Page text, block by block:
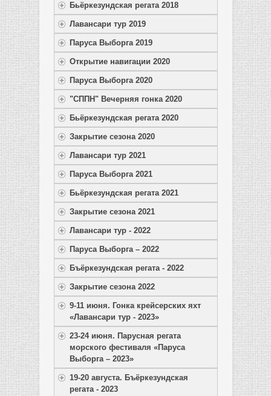
Бьёркезундская регата 2018
Лавансари тур 2019
Паруса Выборга 2019
Открытие навигации 2020
Паруса Выборга 2020
"СППН" Вечерняя гонка 2020
Бьёркезундская регата 2020
Закрытие сезона 2020
Лавансари тур 2021
Паруса Выборга 2021
Бьёркезундская регата 2021
Закрытие сезона 2021
Лавансари тур - 2022
Паруса Выборга – 2022
Бъёркезундская регата - 2022
Закрытие сезона 2022
9-11 июня. Гонка крейсерских яхт
«Лавансари тур - 2023»
23-24 июня. Парусная регата
морского фестиваля «Паруса
Выборга – 2023»
19-20 августа. Бъёркезундская
регата - 2023